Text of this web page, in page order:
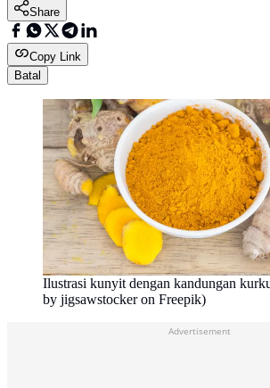
Share
Copy Link
Batal
Ilustrasi kunyit dengan kandungan
by jigsawstocker on Freepik)
Advertisement